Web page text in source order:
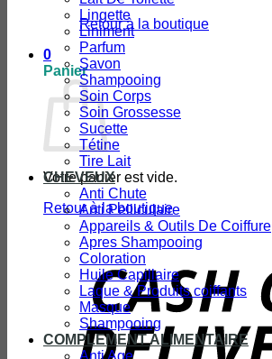
Retour à la boutique
0
Panier
Votre panier est vide.
Retour à la boutique
Lingette
Liniment
Parfum
Savon
Shampooing
Soin Corps
Soin Grossesse
Sucette
Tétine
Tire Lait
CHEVEUX
Anti Chute
Anti Pelliculaire
Appareils & Outils De Coiffure
Apres Shampooing
Coloration
Huile Capillaire
Laque & Produits coiffants
Masque
Shampooing
COMPLEMENT ALIMENTAIRE
Anti Age